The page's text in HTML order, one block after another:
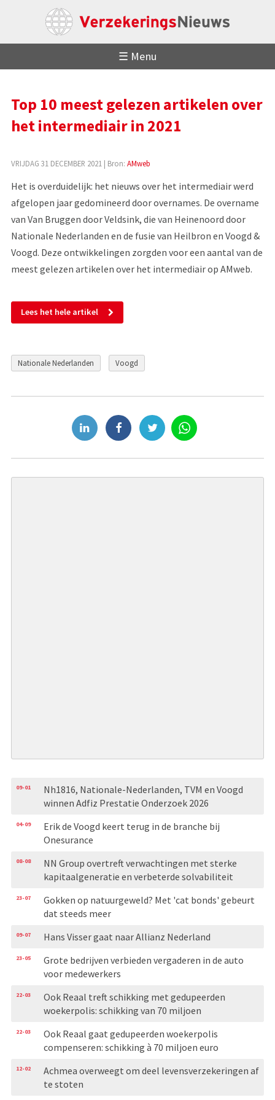
☰ Menu
Top 10 meest gelezen artikelen over
het intermediair in 2021
VRIJDAG 31 DECEMBER 2021 | Bron: AMweb
Het is overduidelijk: het nieuws over het intermediair werd
afgelopen jaar gedomineerd door overnames. De overname
van Van Bruggen door Veldsink, die van Heinenoord door
Nationale Nederlanden en de fusie van Heilbron en Voogd &
Voogd. Deze ontwikkelingen zorgden voor een aantal van de
meest gelezen artikelen over het intermediair op AMweb.
Lees het hele artikel
Nationale Nederlanden Voogd
09-01
Nh1816, Nationale-Nederlanden, TVM en Voogd
winnen Adfiz Prestatie Onderzoek 2026
04-09
Erik de Voogd keert terug in de branche bij
Onesurance
08-08
NN Group overtreft verwachtingen met sterke
kapitaalgeneratie en verbeterde solvabiliteit
23-07
Gokken op natuurgeweld? Met 'cat bonds' gebeurt
dat steeds meer
09-07 Hans Visser gaat naar Allianz Nederland
23-05
Grote bedrijven verbieden vergaderen in de auto
voor medewerkers
22-03
Ook Reaal treft schikking met gedupeerden
woekerpolis: schikking van 70 miljoen
22-03
Ook Reaal gaat gedupeerden woekerpolis
compenseren: schikking à 70 miljoen euro
12-02
Achmea overweegt om deel levensverzekeringen af
te stoten